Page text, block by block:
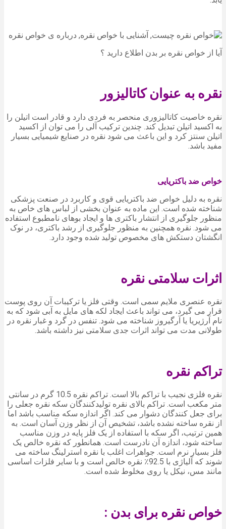
آیا از خواص نقره بر بدن اطلاع دارید ؟
نقره به عنوان کاتالیزور
نقره خاصیت کاتالیزوری منحصر به فردی دارد و قادر است اتیلن را
به اکسید اتیلن تبدیل کند. چندین ترکیب آلی را می توان از اکسید
اتیلن سنتز کرد و این باعث می شود نقره در صنایع شیمیایی بسیار
مفید باشد.
خواص ضد باکتریایی
نقره به دلیل خواص ضد باکتریایی قوی و کاربرد در صنعت پزشکی
شناخته شده است. این ماده به عنوان بخشی از لباس های خاص به
منظور جلوگیری از انتشار باکتری ها و ایجاد بوهای نامطبوع استفاده
می شود. نقره همچنین به منظور جلوگیری از رشد باکتری، در نوک
انگشتان دستکش های مخصوص تولید شده وجود دارد.
اثرات سلامتی نقره
نقره عنصری ملایم سمی است. وقتی فلز یا ترکیبات آن روی پوست
قرار می گیرد، می تواند باعث ایجاد لکه های مایل به آبی شود که به
نام آرژیریا یا آرگیروز شناخته می شود. تنفس در گرد و غبار نقره در
طولانی مدت می تواند اثرات جدی سلامتی نیز داشته باشد.
تراکم نقره
نقره فلزی نجیب با تراکم بالا است. تراکم نقره 10.5 گرم در سانتی
متر مکعب است. تراکم بالای نقره تولیدکنندگان سکه نقره جعلی را
برای جعل کنندگان دشوار می کند. اگر اندازه سکه مناسب باشد اما
از نقره ساخته نشده باشد، تشخیص آن از نظر وزن آسان است. به
همین ترتیب، اگر سکه با استفاده از یک فلز پایه در وزن مناسب
ساخته شود، اندازه آن نادرست است. همانطور که نقره خالص یک
فلز بسیار نرم است. جواهرات اغلب با نقره استرلینگ ساخته می
شوند که آلیاژی با 92.5٪ نقره خالص است و با سایر فلزات اساسی
مانند مس، نیکل یا روی مخلوط شده است.
خواص نقره برای بدن :